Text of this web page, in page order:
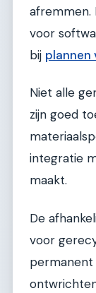
afremmen.
voor
bij plannen
Niet alle
zijn goed
integratie
maakt.
De
voor